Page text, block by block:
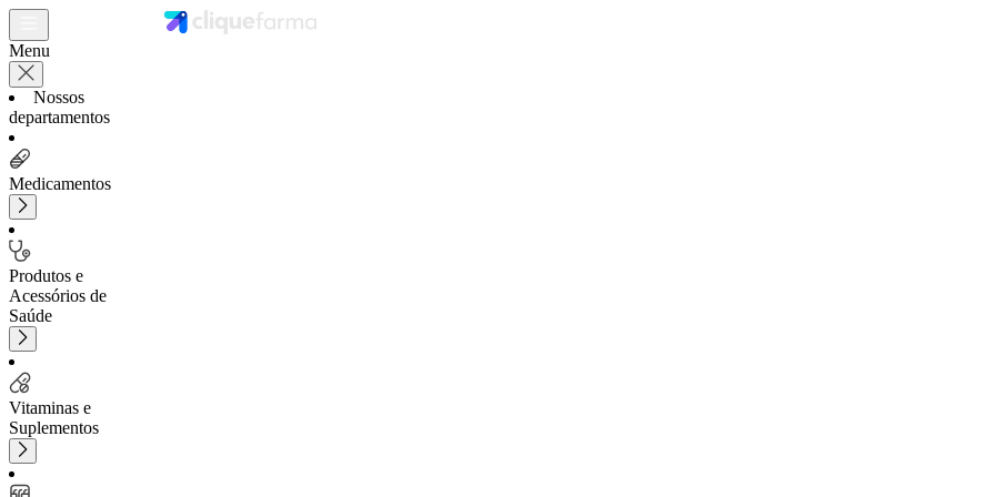
Menu
Nossos
departamentos
Medicamentos
Produtos e
Acessórios de
Saúde
Vitaminas e
Suplementos